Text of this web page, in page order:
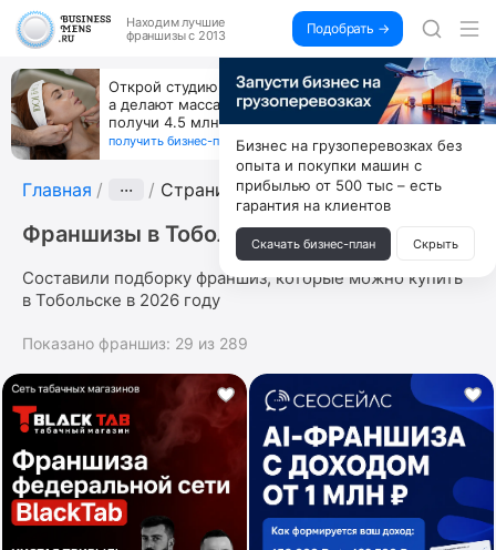
Находим лучшие
франшизы с 2013
Подобрать →
Открой студию, где не колют и не режут,
а делают массаж лица руками и в первый же год
получи 4.5 млн
получить бизнес-план ↓
Главная ··· Страница 2
Франшизы в Тобольске
Составили подборку франшиз, которые можно купить
в Тобольске в 2026 году
Показано франшиз: 29 из 289
Бизнес на грузоперевозках без
опыта и покупки машин с
прибылью от 500 тыс – есть
гарантия на клиентов
Скачать бизнес-план Скрыть